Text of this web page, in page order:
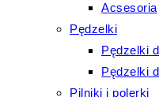
Acsesoria
Pędzelki
Pędzelki
Pędzelki
Pilniki i polerki